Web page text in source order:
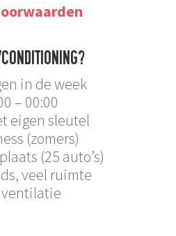
in de week
– 00:00
eigen sleutel
(zomers)
(25 auto’s)
veel ruimte
ventilatie